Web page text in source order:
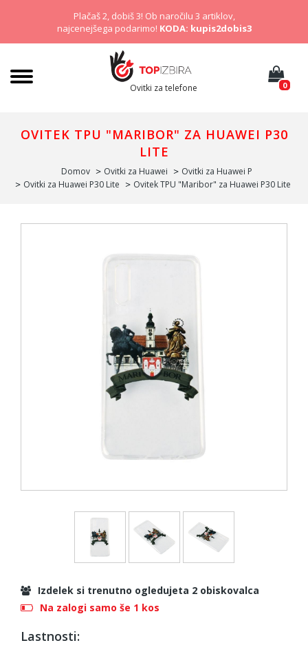
Plačaš 2, dobiš 3! Ob naročilu 3 artiklov,
najcenejšega podarimo! KODA: kupis2dobis3
Ovitki za telefone 0
OVITEK TPU "MARIBOR" ZA HUAWEI P30
LITE
Domov Ovitki za Huawei
Ovitki za Huawei P
Ovitki za Huawei P30 Lite
Ovitek TPU "Maribor" za Huawei P30 Lite
Izdelek si trenutno ogledujeta 2 obiskovalca
Na zalogi samo še 1 kos
Lastnosti: